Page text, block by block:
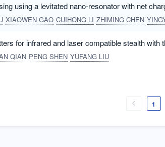
using a levitated nano-resonator with net
XIAOWEN GAO CUIHONG LI ZHIMING CHEN
for infrared and laser compatible stealth
QIAN PENG SHEN YUFANG LIU
1